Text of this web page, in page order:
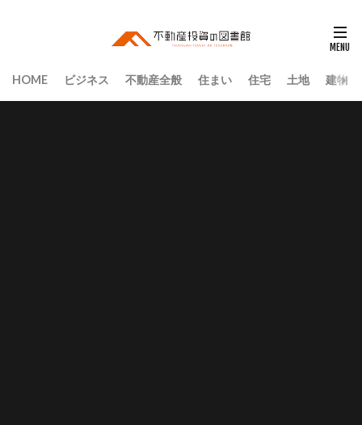
HOME ビジネス 不動産全般 住まい 住宅 土地 建物